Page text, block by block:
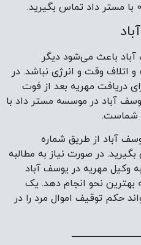
باعث می‌شود دیگر
اتلاف وقت و انرژی نباشد. در
دریافت مهریه بعد از فوت
آباد در موسسه مستر داد با
آباد از طریق شماره
تماس بگیرید. در صورت نیاز به مطالبه
وکیل مهریه در یوسف آباد
بهترین نحو انجام دهد. یک
حکم توقیف اموال مرد را در